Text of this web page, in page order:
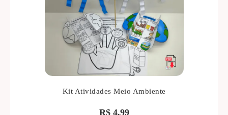
Kit Atividades Meio Ambiente
R$4,99